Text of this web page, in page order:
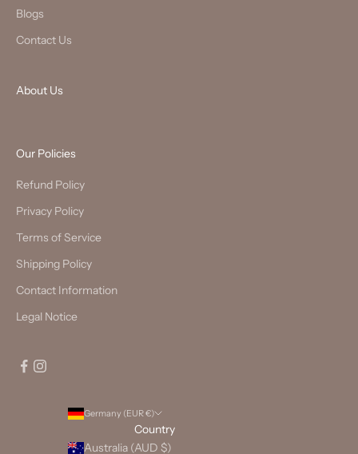
Blogs
Contact Us
About Us
Our Policies
Refund Policy
Privacy Policy
Terms of Service
Shipping Policy
Contact Information
Legal Notice
Germany (EUR €)
Country
Australia (AUD $)